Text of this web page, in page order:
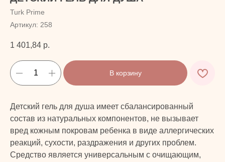
Turk Prime
Артикул: 258
1 401,84 р.
В корзину
Детский гель для душа имеет сбалансированный
состав из натуральных компонентов, не вызывает
вред кожным покровам ребенка в виде аллергических
реакций, сухости, раздражения и других проблем.
Средство является универсальным с очищающим,